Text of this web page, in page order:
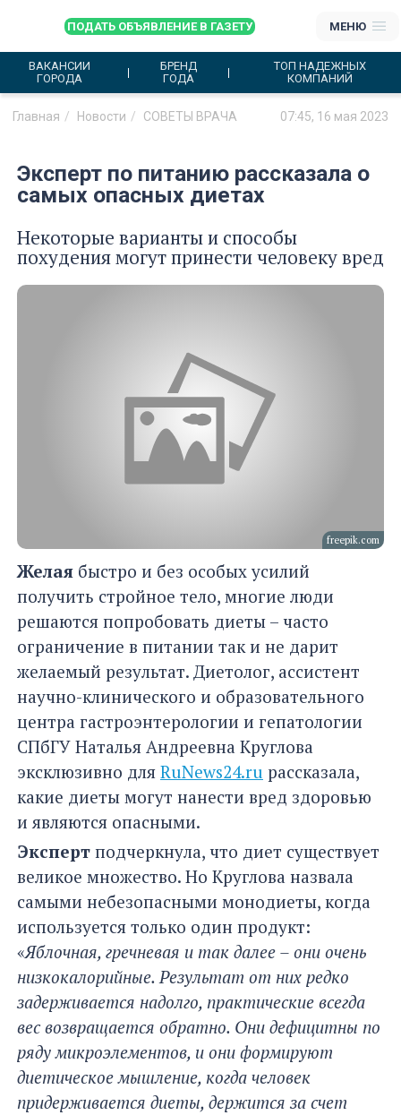
ПОДАТЬ ОБЪЯВЛЕНИЕ В ГАЗЕТУ МЕНЮ
ВАКАНСИИ
ГОРОДА
БРЕНД
ГОДА
ТОП НАДЕЖНЫХ
КОМПАНИЙ
Главная Новости СОВЕТЫ ВРАЧА 07:45, 16 мая 2023
Эксперт по питанию рассказала о
самых опасных диетах
Некоторые варианты и способы
похудения могут принести человеку вред
freepik.com
Желая быстро и без особых усилий
получить стройное тело, многие люди
решаются попробовать диеты – часто
ограничение в питании так и не дарит
желаемый результат. Диетолог, ассистент
научно-клинического и образовательного
центра гастроэнтерологии и гепатологии
СПбГУ Наталья Андреевна Круглова
эксклюзивно для RuNews24.ru рассказала,
какие диеты могут нанести вред здоровью
и являются опасными.
Эксперт подчеркнула, что диет существует
великое множество. Но Круглова назвала
самыми небезопасными монодиеты, когда
используется только один продукт:
«Яблочная, гречневая и так далее – они очень
низкокалорийные. Результат от них редко
задерживается надолго, практические всегда
вес возвращается обратно. Они дефицитны по
ряду микроэлементов, и они формируют
диетическое мышление, когда человек
придерживается диеты, держится за счет